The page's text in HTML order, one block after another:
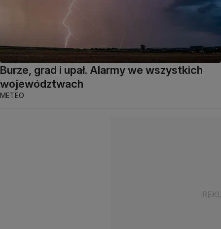
Burze, grad i upał. Alarmy we wszystkich
województwach
METEO